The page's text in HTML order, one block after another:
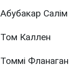
Абубакар Салім
Том Каллен
Томмі Фланаган